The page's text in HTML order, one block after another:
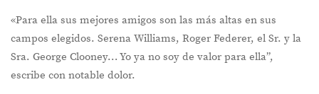
«Para ella sus mejores amigos son las más altas en sus
campos elegidos. Serena Williams, Roger Federer, el Sr. y la
Sra. George Clooney… Yo ya no soy de valor para ella”,
escribe con notable dolor.